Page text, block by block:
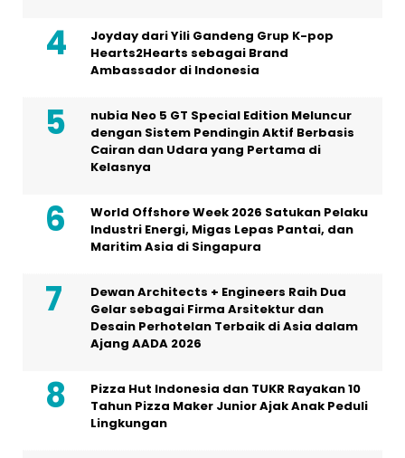
Joyday dari Yili Gandeng Grup K-pop
Hearts2Hearts sebagai Brand
Ambassador di Indonesia
nubia Neo 5 GT Special Edition Meluncur
dengan Sistem Pendingin Aktif Berbasis
Cairan dan Udara yang Pertama di
Kelasnya
World Offshore Week 2026 Satukan Pelaku
Industri Energi, Migas Lepas Pantai, dan
Maritim Asia di Singapura
Dewan Architects + Engineers Raih Dua
Gelar sebagai Firma Arsitektur dan
Desain Perhotelan Terbaik di Asia dalam
Ajang AADA 2026
Pizza Hut Indonesia dan TUKR Rayakan 10
Tahun Pizza Maker Junior Ajak Anak Peduli
Lingkungan